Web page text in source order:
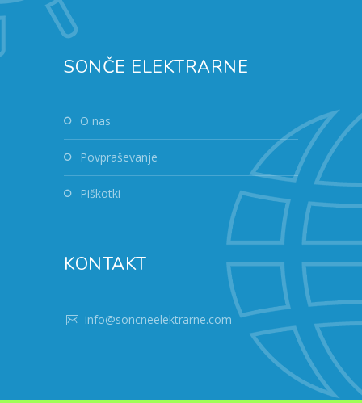
SONČE ELEKTRARNE
O nas
Povpraševanje
Piškotki
KONTAKT
info@soncneelektrarne.com